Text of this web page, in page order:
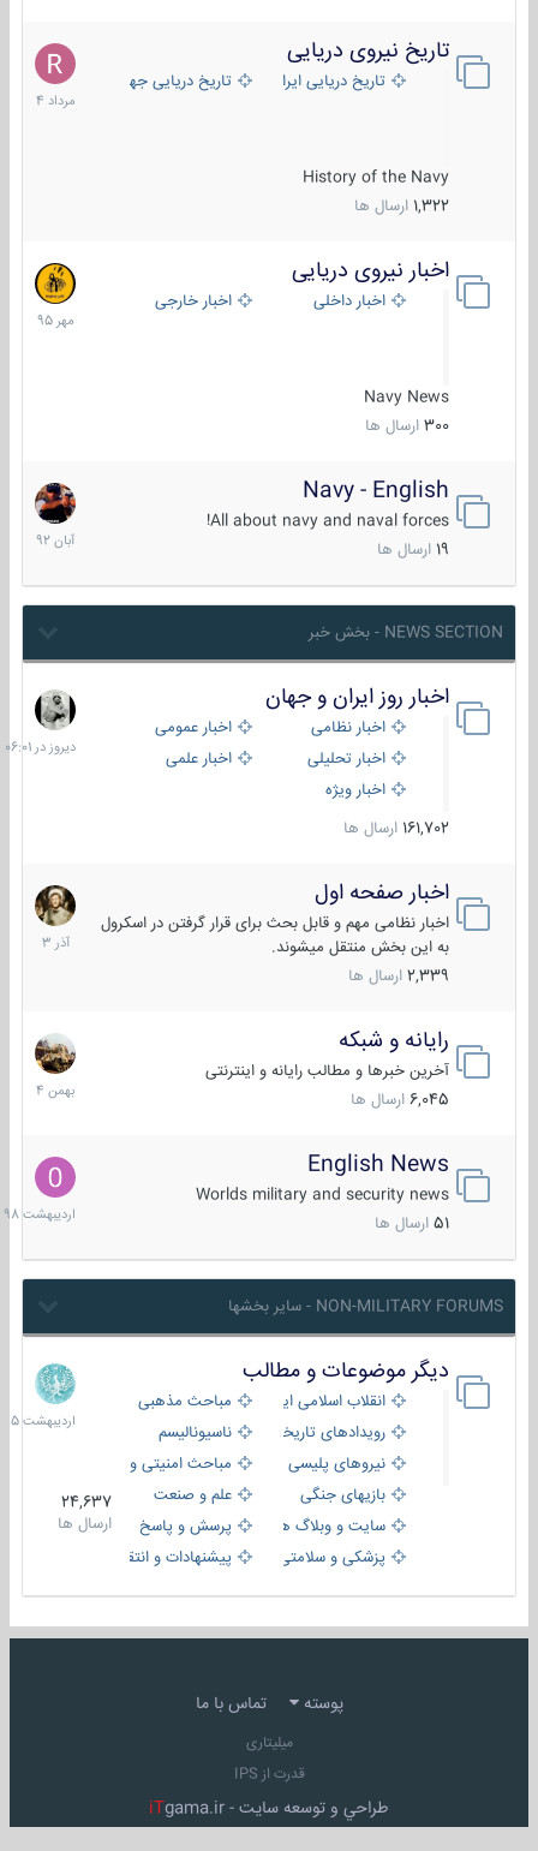
تاریخ نیروی دریایی
تاریخ دریایی ایران تاریخ دریایی جهان
History of the Navy
1,322 ارسال ها
16
مرداد
1404
اخبار نیروی دریایی
اخبار داخلی اخبار خارجی
Navy News
300 ارسال ها
27
مهر
1395
Navy - English
All about navy and naval forces!
ارسال ها
22
آبان
1392
NEWS SECTION - بخش خبر
اخبار روز ایران و جهان
اخبار نظامی
اخبار عمومی
اخبار تحلیلی
اخبار علمی
اخبار ویژه
161,702 ارسال ها
دیروز
در
06:01
اخبار صفحه اول
اخبار نظامی مهم و قابل بحث برای قرار گرفتن در اسکرول
به این بخش منتقل میشوند.
2,339 ارسال ها
7
آذر
1403
رایانه و شبکه
آخرین خبرها و مطالب رایانه و اینترنتی
6,045 ارسال ها
30
بهمن
1404
English News
Worlds military and security news
51 ارسال ها
10
1398
NON-MILITARY FORUMS - سایر بخشها
دیگر موضوعات و مطالب
انقلاب اسلامی ایران
مباحث مذهبی
رویدادهای تاریخی و مذهبیناسیونالیسم
نیروهای پلیسی
مباحث امنیتی و اطلاعاتی
بازیهای جنگی
علم و صنعت
سایت و وبلاگ ها
پرسش و پاسخ
پزشکی و سلامتی
پیشنهادات و انتقادات
24,637
ارسال ها
8
1405
پوسته تماس با ما
میلیتاری
قدرت از IPS
طراحي و توسعه سايت - iTgama.ir